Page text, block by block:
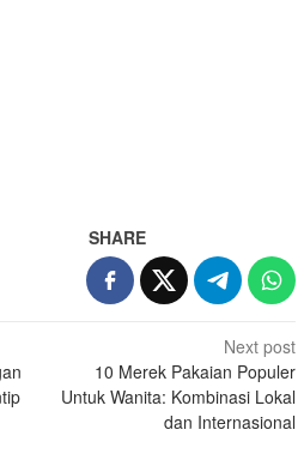
SHARE
Next post
10 Merek Pakaian Populer
Untuk Wanita: Kombinasi Lokal
dan Internasional